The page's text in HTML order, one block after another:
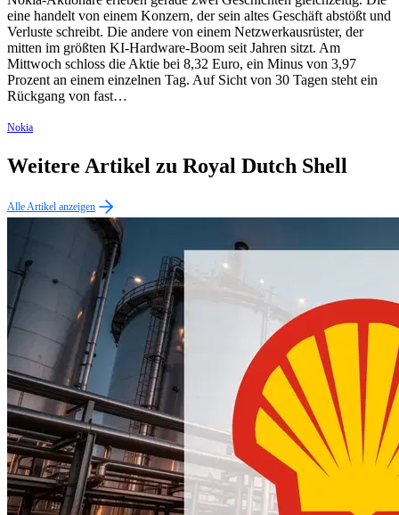
eine handelt von einem Konzern, der sein altes Geschäft abstößt und
Verluste schreibt. Die andere von einem Netzwerkausrüster, der
mitten im größten KI-Hardware-Boom seit Jahren sitzt. Am
Mittwoch schloss die Aktie bei 8,32 Euro, ein Minus von 3,97
Prozent an einem einzelnen Tag. Auf Sicht von 30 Tagen steht ein
Rückgang von fast…
Nokia
Weitere Artikel zu Royal Dutch Shell
Alle Artikel anzeigen